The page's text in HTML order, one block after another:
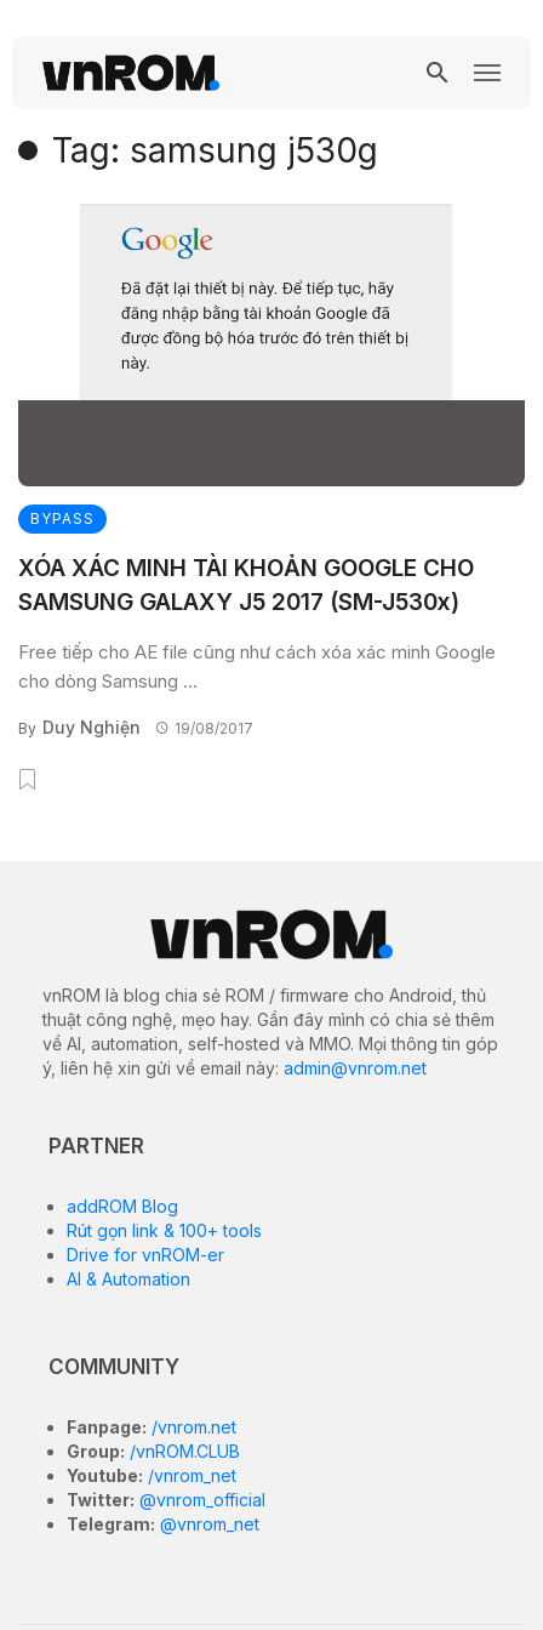
Tag: samsung j530g
BYPASS
XÓA XÁC MINH TÀI KHOẢN GOOGLE CHO
SAMSUNG GALAXY J5 2017 (SM-J530x)
Free tiếp cho AE file cũng như cách xóa xác minh Google
cho dòng Samsung ...
By Duy Nghiện 19/08/2017
vnROM là blog chia sẻ ROM / firmware cho Android, thủ
thuật công nghệ, mẹo hay. Gần đây mình có chia sẻ thêm
về AI, automation, self-hosted và MMO. Mọi thông tin góp
ý, liên hệ xin gửi về email này: admin@vnrom.net
PARTNER
addROM Blog
Rút gọn link & 100+ tools
Drive for vnROM-er
AI & Automation
COMMUNITY
Fanpage: /vnrom.net
Group: /vnROM.CLUB
Youtube: /vnrom_net
Twitter: @vnrom_official
Telegram: @vnrom_net